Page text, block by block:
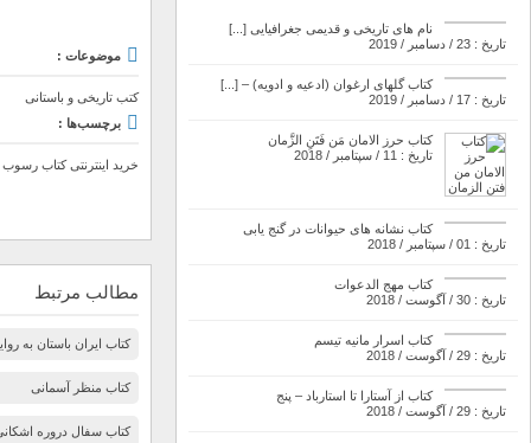
موضوعات :
کتب تاریخی و باستانی
برچسب‌ها :
خرید اینترنتی کتاب
مطالب مرتبط
کتاب ایران باستان به
کتاب منظر آسمانی
کتاب سفال دروره
نام های تاریخی و قدیمی جغرافیایی [...]
تاریخ : 23 / دسامبر / 2019
کتاب گلهای ارغوان (ادعیه و ادویه) – [...]
تاریخ : 17 / دسامبر / 2019
کتاب حرز الامان مَن فَتَنِ الزَّمان
تاریخ : 11 / سپتامبر / 2018
کتاب نشانه های حیوانات در گنج یابی
تاریخ : 01 / سپتامبر / 2018
کتاب مهج الدعوات
تاریخ : 30 / آگوست / 2018
کتاب اسرار مانیه تیسم
تاریخ : 29 / آگوست / 2018
کتاب از آستارا تا استارباد – پنج
تاریخ : 29 / آگوست / 2018